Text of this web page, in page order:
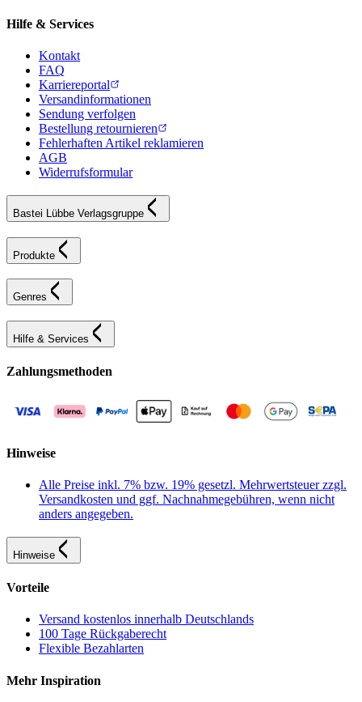
Hilfe & Services
Kontakt
FAQ
Karriereportal
Versandinformationen
Sendung verfolgen
Bestellung retournieren
Fehlerhaften Artikel reklamieren
AGB
Widerrufsformular
Bastei Lübbe Verlagsgruppe
Produkte
Genres
Hilfe & Services
Zahlungsmethoden
Hinweise
Alle Preise inkl. 7% bzw. 19% gesetzl. Mehrwertsteuer zzgl.
Versandkosten und ggf. Nachnahmegebühren, wenn nicht
anders angegeben.
Hinweise
Vorteile
Versand kostenlos innerhalb Deutschlands
100 Tage Rückgaberecht
Flexible Bezahlarten
Mehr Inspiration